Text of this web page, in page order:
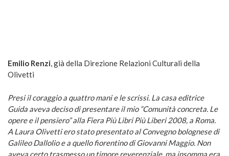
Emilio Renzi, già della Direzione Relazioni Culturali della
Olivetti
Presi il coraggio a quattro mani e le scrissi. La casa editrice
Guida aveva deciso di presentare il mio “Comunità concreta. Le
opere e il pensiero” alla Fiera Più Libri Più Liberi 2008, a Roma.
A Laura Olivetti ero stato presentato al Convegno bolognese di
Galileo Dallolio e a quello fiorentino di Giovanni Maggio. Non
aveva certo trasmesso un timore reverenziale, ma insomma era